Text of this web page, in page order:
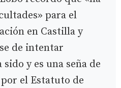
para el
en Castilla y
de intentar
y es una seña de
el Estatuto de